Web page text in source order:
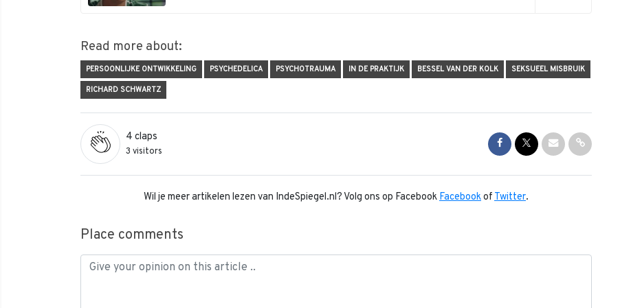
Read more about:
PERSOONLIJKE ONTWIKKELING PSYCHEDELICA PSYCHOTRAUMA IN DE PRAKTIJK BESSEL VAN DER KOLK SEKSUEEL MISBRUIK
RICHARD SCHWARTZ
4 claps
3 visitors
Share on Facebook
Share on Twitter
Share via Mail
Share link
Wil je meer artikelen lezen van IndeSpiegel.nl? Volg ons op Facebook Facebookof Twitter.
Place comments